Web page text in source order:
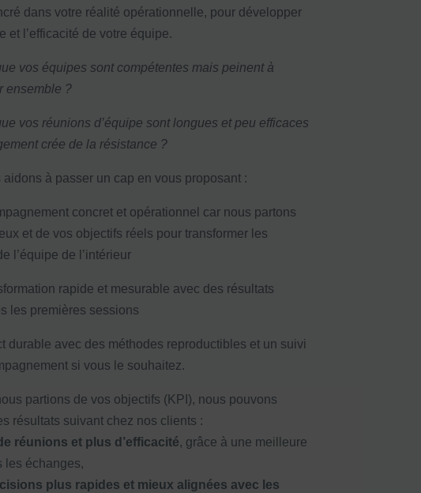
dans votre réalité opérationnelle, pour développer
et l’efficacité de votre équipe.
vos équipes sont compétentes mais peinent à
ensemble ?
vos réunions d’équipe sont longues et peu efficaces
crée de la résistance ?
aidons à passer un cap en vous proposant :
concret et opérationnel car nous partons
et de vos objectifs réels pour transformer les
l’équipe de l’intérieur
rapide et mesurable avec des résultats
les premières sessions
durable avec des méthodes reproductibles et un suivi
si vous le souhaitez.
partions de vos objectifs (KPI), nous pouvons
résultats suivant chez nos clients :
réunions et plus d’efficacité, grâce à une meilleure
les échanges,
plus rapides et mieux alignées avec les